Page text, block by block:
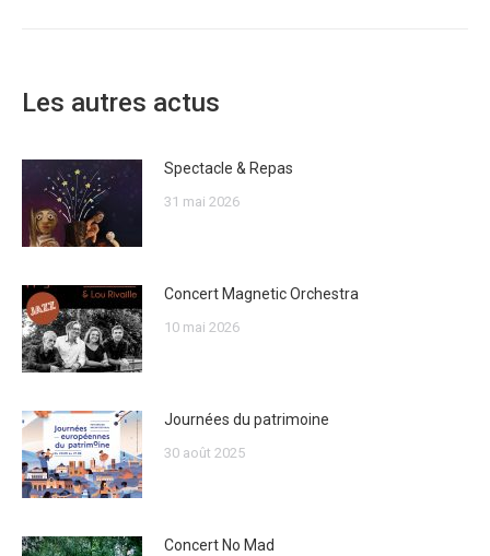
Les autres actus
Spectacle & Repas
31 mai 2026
Concert Magnetic Orchestra
10 mai 2026
Journées du patrimoine
30 août 2025
Concert No Mad